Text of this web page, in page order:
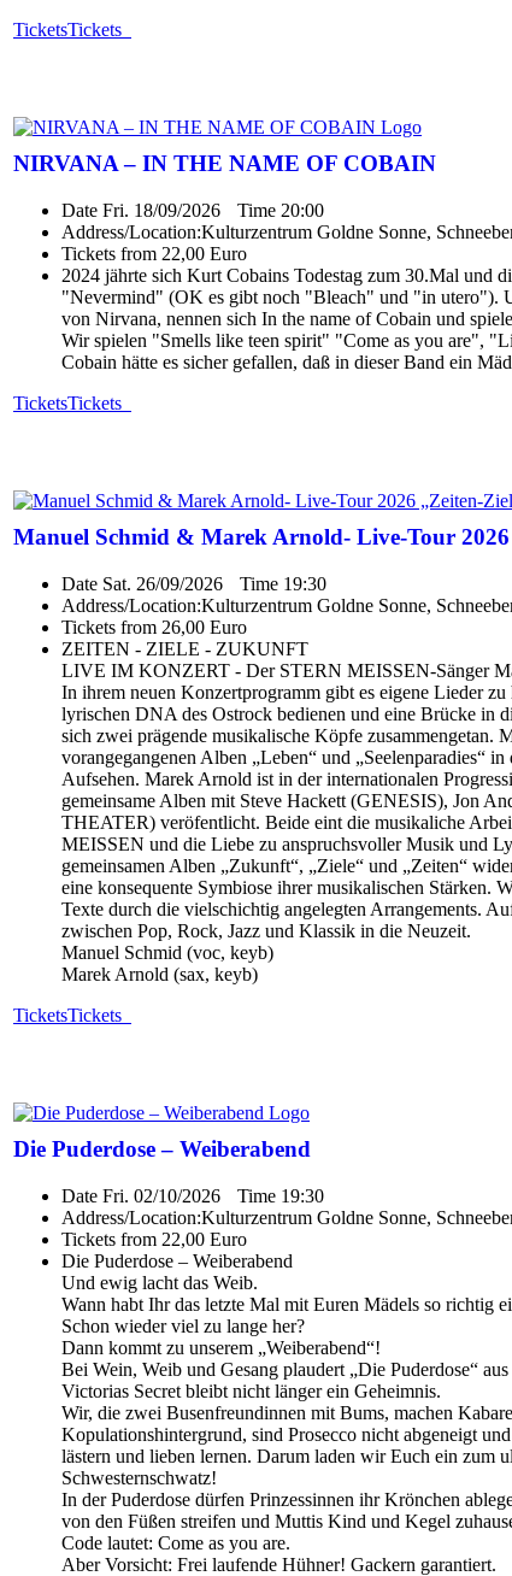
TicketsTickets
NIRVANA – IN THE NAME OF COBAIN
Date Fri. 18/09/2026 Time 20:00
Address/Location:Kulturzentrum Goldne Sonne,
Tickets from 22,00 Euro
2024 jährte sich Kurt Cobains Todestag zum 30.Mal und
"Nevermind" (OK es gibt noch "Bleach" und "in utero").
von Nirvana, nennen sich In the name of Cobain und
Wir spielen "Smells like teen spirit" "Come as you are",
Cobain hätte es sicher gefallen, daß in dieser Band ein
TicketsTickets
Manuel Schmid & Marek Arnold- Live-Tour
Date Sat. 26/09/2026 Time 19:30
Address/Location:Kulturzentrum Goldne Sonne,
Tickets from 26,00 Euro
ZEITEN - ZIELE - ZUKUNFT
LIVE IM KONZERT - Der STERN MEISSEN-Sänger
In ihrem neuen Konzertprogramm gibt es eigene Lieder
lyrischen DNA des Ostrock bedienen und eine Brücke in
sich zwei prägende musikalische Köpfe zusammengetan.
vorangegangenen Alben „Leben“ und „Seelenparadies“
Aufsehen. Marek Arnold ist in der internationalen
gemeinsame Alben mit Steve Hackett (GENESIS), Jon
THEATER) veröfentlicht. Beide eint die musikaliche
MEISSEN und die Liebe zu anspruchsvoller Musik und
gemeinsamen Alben „Zukunft“, „Ziele“ und „Zeiten“
eine konsequente Symbiose ihrer musikalischen Stärken.
Texte durch die vielschichtig angelegten Arrangements.
zwischen Pop, Rock, Jazz und Klassik in die Neuzeit.
Manuel Schmid (voc, keyb)
Marek Arnold (sax, keyb)
TicketsTickets
Die Puderdose – Weiberabend
Date Fri. 02/10/2026 Time 19:30
Address/Location:Kulturzentrum Goldne Sonne,
Tickets from 22,00 Euro
Die Puderdose – Weiberabend
Und ewig lacht das Weib.
Wann habt Ihr das letzte Mal mit Euren Mädels so richtig
Schon wieder viel zu lange her?
Dann kommt zu unserem „Weiberabend“!
Bei Wein, Weib und Gesang plaudert „Die Puderdose“
Victorias Secret bleibt nicht länger ein Geheimnis.
Wir, die zwei Busenfreundinnen mit Bums, machen
Kopulationshintergrund, sind Prosecco nicht abgeneigt
lästern und lieben lernen. Darum laden wir Euch ein zum
Schwesternschwatz!
In der Puderdose dürfen Prinzessinnen ihr Krönchen
von den Füßen streifen und Muttis Kind und Kegel
Code lautet: Come as you are.
Aber Vorsicht: Frei laufende Hühner! Gackern garantiert.